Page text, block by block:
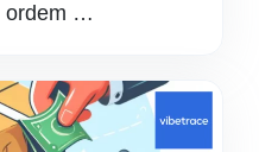
ordem …